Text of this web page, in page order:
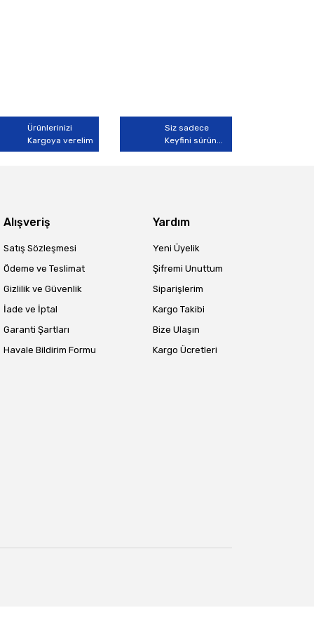
Ürünlerinizi
Kargoya verelim
Siz sadece
Keyfini sürün...
Alışveriş
Satış Sözleşmesi
Ödeme ve Teslimat
Gizlilik ve Güvenlik
İade ve İptal
Garanti Şartları
Havale Bildirim Formu
Yardım
Yeni Üyelik
Şifremi Unuttum
Siparişlerim
Kargo Takibi
Bize Ulaşın
Kargo Ücretleri